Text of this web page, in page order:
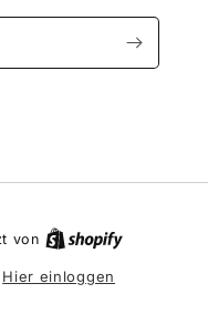
von
Hier einloggen